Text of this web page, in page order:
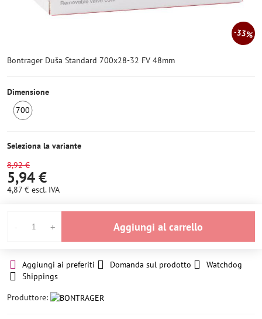
33%
Bontrager Duša Standard 700x28-32 FV 48mm
Dimensione
700
Seleziona la variante
8,92 €
5,94 €
4,87 € escl. IVA
Aggiungi al carrello
Aggiungi ai preferiti Domanda sul prodotto
Watchdog
Shippings
Produttore: